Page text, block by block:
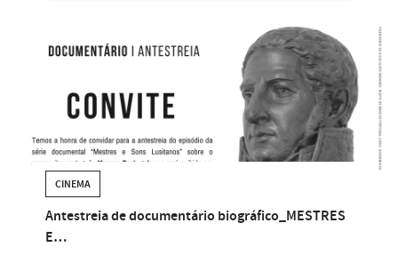
CINEMA
Antestreia de documentário biográfico_MESTRES
E…